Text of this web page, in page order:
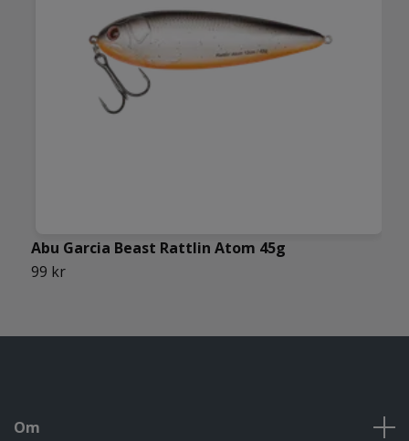
Abu Garcia Beast Rattlin Atom 45g
99 kr
Om